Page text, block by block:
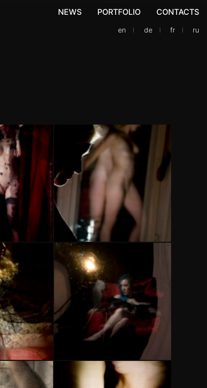
NEWS PORTFOLIO CONTACTS
en de fr ru